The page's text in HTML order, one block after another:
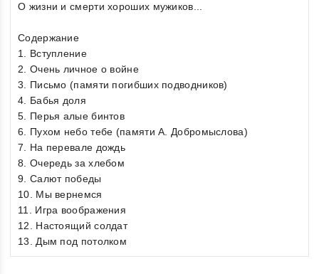
О жизни и смерти хороших мужиков...
Содержание
1. Вступление
2. Очень личное о войне
3. Письмо (памяти погибших подводников)
4. Бабья доля
5. Перья алые бинтов
6. Пухом небо тебе (памяти А. Добромыслова)
7. На перевале дождь
8. Очередь за хлебом
9. Салют победы
10. Мы вернемся
11. Игра воображения
12. Настоящий солдат
13. Дым под потолком